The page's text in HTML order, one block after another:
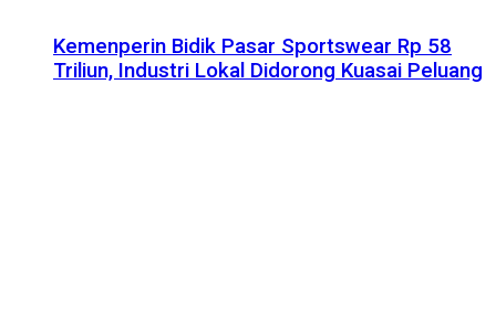
Kemenperin Bidik Pasar Sportswear Rp 58
Triliun, Industri Lokal Didorong Kuasai Peluang